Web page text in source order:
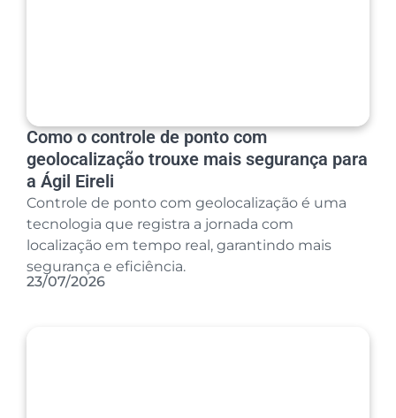
Como o controle de ponto com
geolocalização trouxe mais segurança para
a Ágil Eireli
Controle de ponto com geolocalização é uma
tecnologia que registra a jornada com
localização em tempo real, garantindo mais
segurança e eficiência.
23/07/2026